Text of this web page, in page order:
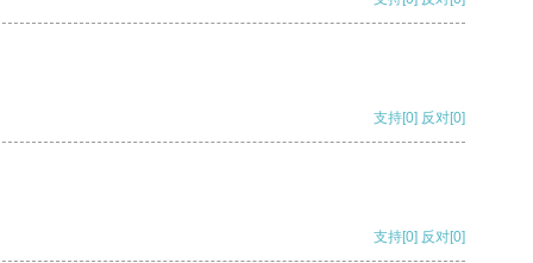
支持[0] 反对[0]
支持[0] 反对[0]